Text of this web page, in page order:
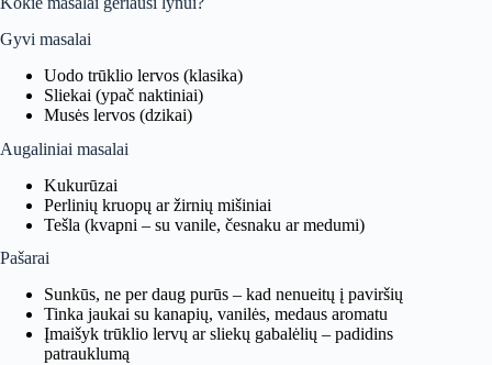
Gyvi masalai
Uodo trūklio lervos (klasika)
Sliekai (ypač naktiniai)
Musės lervos (dzikai)
Augaliniai masalai
Kukurūzai
Perlinių kruopų ar žirnių mišiniai
Tešla (kvapni – su vanile, česnaku ar medumi)
Pašarai
Sunkūs, ne per daug purūs – kad nenueitų į paviršių
Tinka jaukai su kanapių, vanilės, medaus aromatu
Įmaišyk trūklio lervų ar sliekų gabalėlių – padidins
patrauklumą